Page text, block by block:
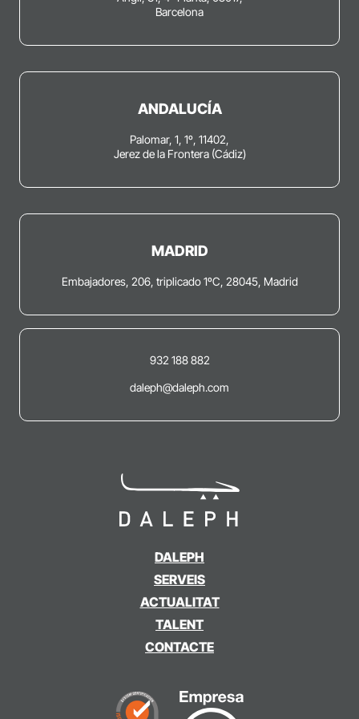
DALEPH
SERVEIS
ACTUALITAT
TALENT
CONTACTE
Barcelona
ANDALUCÍA
Palomar, 1, 1º, 11402,
Jerez de la Frontera (Cádiz)
MADRID
Embajadores, 206, triplicado 1ºC, 28045, Madrid
932 188 882
daleph@daleph.com